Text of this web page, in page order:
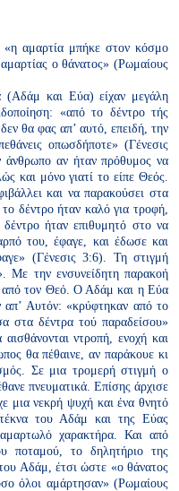
«η αμαρτία μπήκε στον κόσμο
αμαρτίας ο θάνατος» (Ρωμαίους
(Αδάμ και Εύα) είχαν μεγάλη
«από το δέντρο τής
θα φας απ’ αυτό, επειδή, την
οπωσδήποτε» (Γένεσις
άνθρωπο αν ήταν πρόθυμος να
και μόνο γιατί το είπε Θεός.
και να παρακούσει στα
δέντρο ήταν καλό για τροφή,
ήταν επιθυμητό στο να
του, έφαγε, και έδωσε και
(Γένεσις 3:6). Τη στιγμή
Με την ενσυνείδητη παρακοή
από τον Θεό. Ο Αδάμ και η Εύα
απ’ Αυτόν: «κρύφτηκαν από το
στα δέντρα τού παραδείσου»
ντροπή, ενοχή και
θα πέθαινε, αν παράκουε κι
Σε μια τρομερή στιγμή ο
πνευματικά. Επίσης άρχισε
μια νεκρή ψυχή και ένα θνητό
του Αδάμ και της Εύας
χαρακτήρα. Και από
ποταμού, το δηλητήριο της
Αδάμ, έτσι ώστε «ο θάνατος
όλοι αμάρτησαν» (Ρωμαίους